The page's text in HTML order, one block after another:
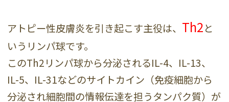
アトピー性皮膚炎を引き起こす主役は、 Th2と
いうリンパ球です。
このTh2リンパ球から分泌されるIL-4、IL-13、
IL-5、IL-31などのサイトカイン（免疫細胞から
分泌され細胞間の情報伝達を担うタンパク質）が